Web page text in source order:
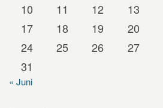
10
11 12 13
17
18 19 20
24
25 26 27
31
« Juni